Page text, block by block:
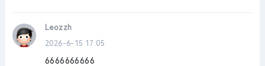
Leozzh
2026-6-15 17:05
6666666666